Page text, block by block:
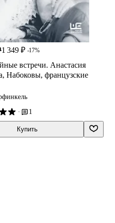
1 349 ₽ -17%
встречи. Анастасия
Набоковы, французские
·
1
Купить